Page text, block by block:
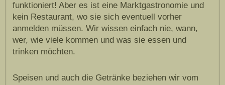
funktioniert! Aber es ist eine Marktgastronomie und
kein Restaurant, wo sie sich eventuell vorher
anmelden müssen. Wir wissen einfach nie, wann,
wer, wie viele kommen und was sie essen und
trinken möchten.
Speisen und auch die Getränke beziehen wir vom